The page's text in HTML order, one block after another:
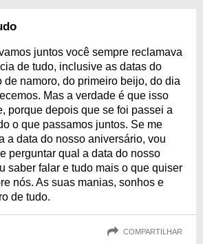
juntos você sempre reclamava
de tudo, inclusive as datas do
de namoro, do primeiro beijo, do dia
Mas a verdade é que isso
porque depois que se foi passei a
o que passamos juntos. Se me
a data do nosso aniversário, vou
perguntar qual a data do nosso
saber falar e tudo mais o que quiser
nós. As suas manias, sonhos e
de tudo.
COMPARTILHAR